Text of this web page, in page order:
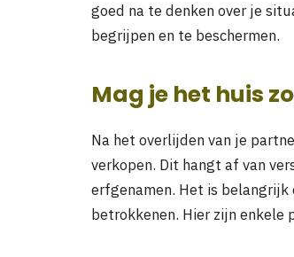
goed na te denken over je
begrijpen en te beschermen.
Mag je het huis
Na het overlijden van je
verkopen. Dit hangt af van
erfgenamen. Het is
betrokkenen. Hier zijn enkele